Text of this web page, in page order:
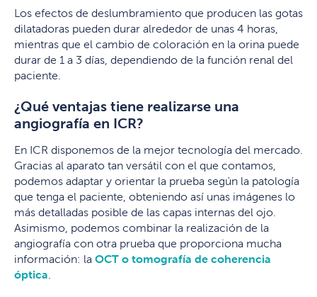
Los efectos de deslumbramiento que producen las gotas
dilatadoras pueden durar alrededor de unas 4 horas,
mientras que el cambio de coloración en la orina puede
durar de 1 a 3 días, dependiendo de la función renal del
paciente.
¿Qué ventajas tiene realizarse una
angiografía en ICR?
En ICR disponemos de la mejor tecnología del mercado.
Gracias al aparato tan versátil con el que contamos,
podemos adaptar y orientar la prueba según la patología
que tenga el paciente, obteniendo así unas imágenes lo
más detalladas posible de las capas internas del ojo.
Asimismo, podemos combinar la realización de la
angiografía con otra prueba que proporciona mucha
información: la OCT o tomografía de coherencia
óptica